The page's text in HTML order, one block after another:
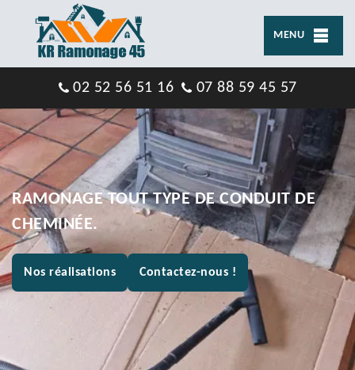
MENU
02 52 56 51 16 07 88 59 45 57
RAMONAGE TOUT TYPE DE CONDUIT DE
CHEMINÉE.
Nos réalisations Contactez-nous !